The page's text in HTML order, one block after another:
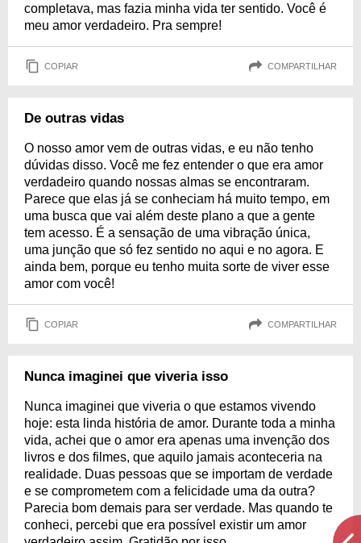
completava, mas fazia minha vida ter sentido. Você é
meu amor verdadeiro. Pra sempre!
COPIAR COMPARTILHAR
De outras vidas
O nosso amor vem de outras vidas, e eu não tenho
dúvidas disso. Você me fez entender o que era amor
verdadeiro quando nossas almas se encontraram.
Parece que elas já se conheciam há muito tempo, em
uma busca que vai além deste plano a que a gente
tem acesso. É a sensação de uma vibração única,
uma junção que só fez sentido no aqui e no agora. E
ainda bem, porque eu tenho muita sorte de viver esse
amor com você!
COPIAR COMPARTILHAR
Nunca imaginei que viveria isso
Nunca imaginei que viveria o que estamos vivendo
hoje: esta linda história de amor. Durante toda a minha
vida, achei que o amor era apenas uma invenção dos
livros e dos filmes, que aquilo jamais aconteceria na
realidade. Duas pessoas que se importam de verdade
e se comprometem com a felicidade uma da outra?
Parecia bom demais para ser verdade. Mas quando te
conheci, percebi que era possível existir um amor